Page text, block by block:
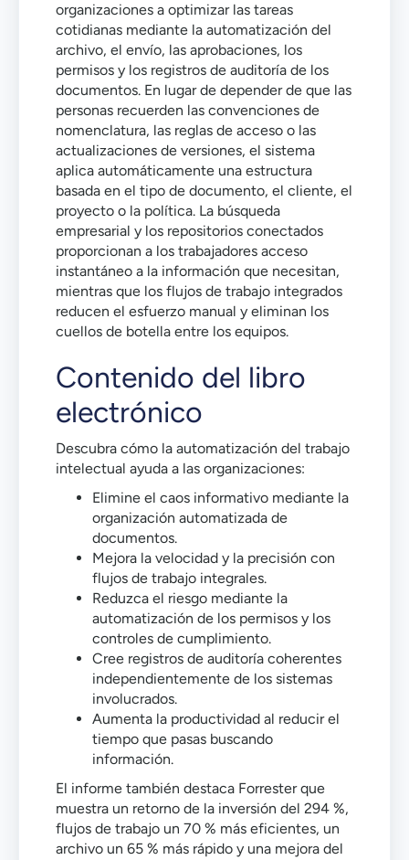
organizaciones a optimizar las tareas
cotidianas mediante la automatización del
archivo, el envío, las aprobaciones, los
permisos y los registros de auditoría de los
documentos. En lugar de depender de que las
personas recuerden las convenciones de
nomenclatura, las reglas de acceso o las
actualizaciones de versiones, el sistema
aplica automáticamente una estructura
basada en el tipo de documento, el cliente, el
proyecto o la política. La búsqueda
empresarial y los repositorios conectados
proporcionan a los trabajadores acceso
instantáneo a la información que necesitan,
mientras que los flujos de trabajo integrados
reducen el esfuerzo manual y eliminan los
cuellos de botella entre los equipos.
Contenido del libro
electrónico
Descubra cómo la automatización del trabajo
intelectual ayuda a las organizaciones:
Elimine el caos informativo mediante la
organización automatizada de
documentos.
Mejora la velocidad y la precisión con
flujos de trabajo integrales.
Reduzca el riesgo mediante la
automatización de los permisos y los
controles de cumplimiento.
Cree registros de auditoría coherentes
independientemente de los sistemas
involucrados.
Aumenta la productividad al reducir el
tiempo que pasas buscando
información.
El informe también destaca Forrester que
muestra un retorno de la inversión del 294 %,
flujos de trabajo un 70 % más eficientes, un
archivo un 65 % más rápido y una mejora del